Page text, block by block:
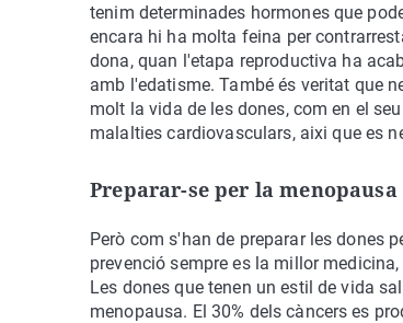
tenim determinades hormones que
encara hi ha molta feina per
dona, quan l'etapa reproductiva ha
amb l'edatisme. També és veritat que
molt la vida de les dones, com en el
malalties cardiovasculars, aixi que es
Preparar-se per la menopausa
Però com s'han de preparar les dones
prevenció sempre es la millor
Les dones que tenen un estil de vida
menopausa. El 30% dels càncers es